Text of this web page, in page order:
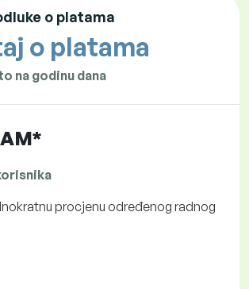
o platama
o platama
na godinu dana
procjenu određenog radnog